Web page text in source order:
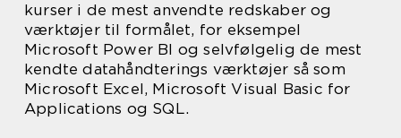
kurser i de mest anvendte redskaber og
værktøjer til formålet, for eksempel
Microsoft Power BI og selvfølgelig de mest
kendte datahåndterings værktøjer så som
Microsoft Excel, Microsoft Visual Basic for
Applications og SQL.